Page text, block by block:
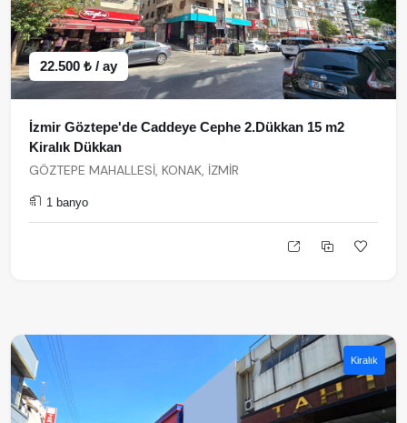
22.500 ₺ / ay
İzmir Göztepe'de Caddeye Cephe 2.Dükkan 15 m2
Kiralık Dükkan
GÖZTEPE MAHALLESİ, KONAK, İZMİR
1 banyo
Kiralık